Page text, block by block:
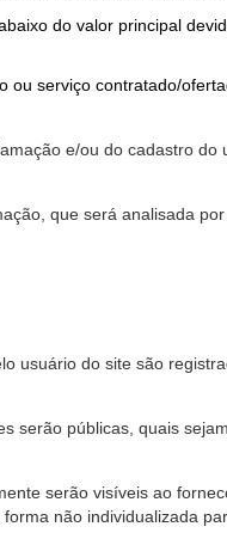
do valor principal
serviço contratado/
e/ou do cadastro
que será analisada
usuário do site são
serão públicas, quais
serão visíveis ao
não individualizada